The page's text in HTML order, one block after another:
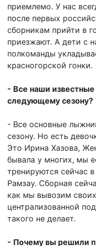
приемлемо. У нас
после первых
сборникам прийти в
приезжают. А дети с
полкоманды
красногорской гонки.
- Все наши
следующему сезону?
- Все основные
сезону. Но есть
Это Ирина Хазова,
бывала у многих, мы
тренируются сейчас
Рамзау. Сборная
как мы вывозим
централизованной
такого не делает.
- Почему вы решили